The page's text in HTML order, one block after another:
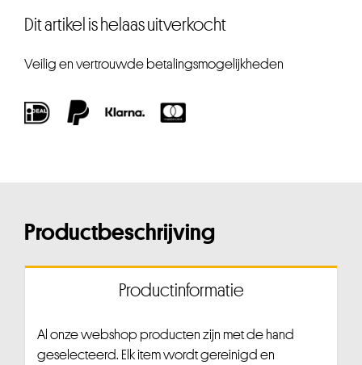
Dit artikel is helaas uitverkocht
Veilig en vertrouwde betalingsmogelijkheden
Productbeschrijving
Productinformatie
Al onze webshop producten zijn met de hand
geselecteerd. Elk item wordt gereinigd en